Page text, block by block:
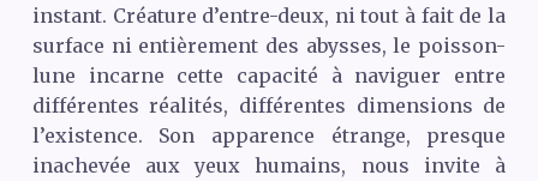
instant. Créature d’entre-deux, ni tout à fait de la
surface ni entièrement des abysses, le poisson-
lune incarne cette capacité à naviguer entre
différentes réalités, différentes dimensions de
l’existence. Son apparence étrange, presque
inachevée aux yeux humains, nous invite à